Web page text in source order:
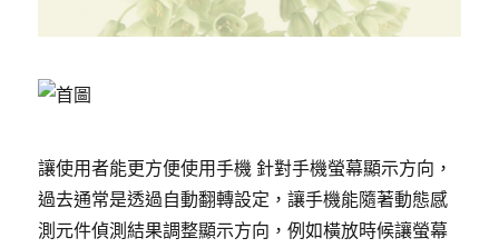
讓使用者能更方便使用手機 針對手機螢幕顯示方向，
過去通常是透過自動翻轉設定，讓手機能隨著動態感
測元件偵測結果調整顯示方向，例如橫放時候讓螢幕